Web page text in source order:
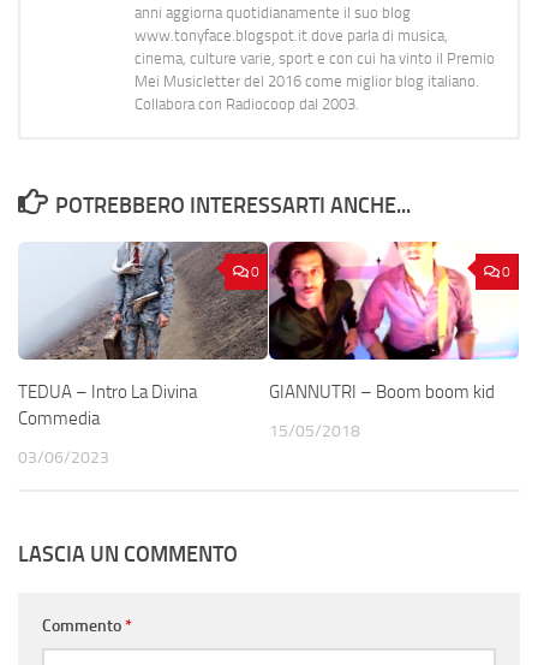
anni aggiorna quotidianamente il suo blog
www.tonyface.blogspot.it dove parla di musica,
cinema, culture varie, sport e con cui ha vinto il Premio
Mei Musicletter del 2016 come miglior blog italiano.
Collabora con Radiocoop dal 2003.
POTREBBERO INTERESSARTI ANCHE...
0
TEDUA – Intro La Divina
Commedia
03/06/2023
0
GIANNUTRI – Boom boom kid
15/05/2018
LASCIA UN COMMENTO
Commento*